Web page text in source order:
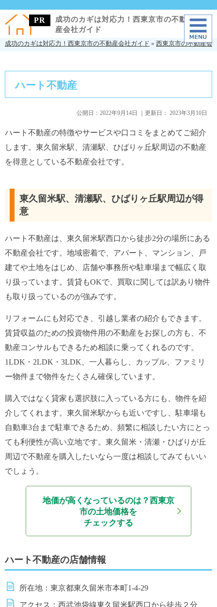
成功のカギは対応力！西東京市の不動
産会社ガイド
成功のカギは対応力！西東京市の不動産会社ガイド » 西東京市の不動産会
ハート不動産
公開日： 2022年9月14日 ｜更新日： 2023年3月10日
ハート不動産の特徴やサービスや口コミをまとめてご紹介
します。東久留米駅、清瀬駅、ひばりヶ丘駅周辺の不動産
を得意としている不動産会社です。
東久留米駅、清瀬駅、ひばりヶ丘駅周辺が得
意
ハート不動産は、東久留米駅西口から徒步2分の場所にある
不動産会社です。地域密着で、アパート、マンション、戸
建てや土地をはじめ、店舗や事務所や駐車場まで幅広く取
り扱っています。賃貸もOKで、買取に関しては訳あり物件
も取り扱っているのが強みです。
リフォームにも対応でき、引越し業者の紹介もできます。
賃貸収益のための投資物件用の不動産をお探しの方も、不
動産コンサルもできるため相談に乗ってくれるのです。
1LDK・2LDK・3LDK、一人暮らし、カップル、ファミリ
ー物件まで物件をたくさん確保しています。
購入ではなく貸家も選択肢に入っている方にも、物件を紹
介してくれます。東久留米駅からも近いですし、駐車場も
自動車3台まで駐車できるため、頻繁に相談したい方にとっ
ても利便性が高い立地です。東久留米・清瀬・ひばりが丘
周辺で不動産を購入したいなら一度は相談してみてもいい
でしょう。
地価が高くなっているのは？ 西東京
市の土地価格を
チェックする
ハート不動産の店舗情報
所在地：東京都東久留米市本町1-4-29
アクセス：西武池袋線東久留米駅西口から徒歩２分